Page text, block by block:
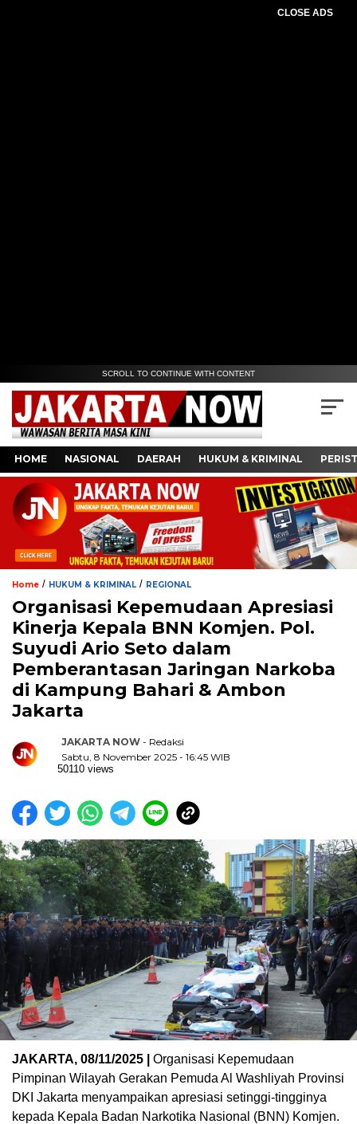
CLOSE ADS
SCROLL TO CONTINUE WITH CONTENT
HOME NASIONAL DAERAH HUKUM & KRIMINAL
Home / HUKUM & KRIMINAL / REGIONAL
Organisasi Kepemudaan Apresiasi
Kinerja Kepala BNN Komjen. Pol.
Suyudi Ario Seto dalam
Pemberantasan Jaringan Narkoba
di Kampung Bahari & Ambon
Jakarta
JAKARTA NOW - Redaksi
Sabtu, 8 November 2025 - 16:45 WIB
50110 views
JAKARTA, 08/11/2025 |
Organisasi Kepemudaan
Pimpinan Wilayah Gerakan Pemuda Al Washliyah Provinsi
DKI Jakarta menyampaikan apresiasi setinggi-tingginya
kepada Kepala Badan Narkotika Nasional (BNN) Komjen.